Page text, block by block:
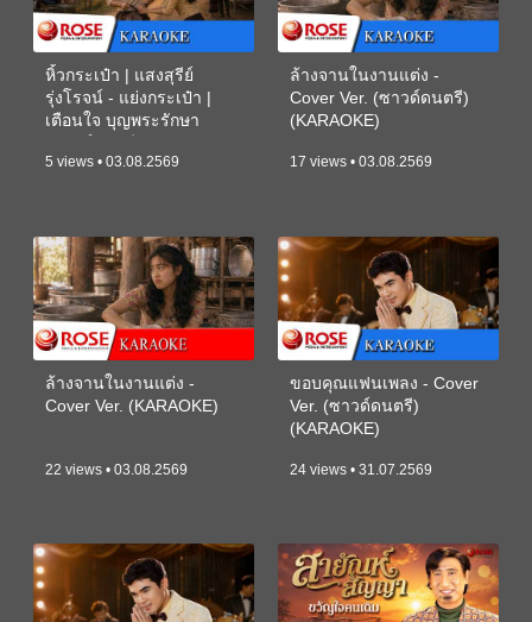
หิ้วกระเป๋า | แสงสุรีย์
รุ่งโรจน์ - แย่งกระเป๋า |
เตือนใจ บุญพระรักษา
5 views • 03.08.2569
ล้างจานในงานแต่ง -
Cover Ver. (ซาวด์ดนตรี)
(KARAOKE)
17 views • 03.08.2569
ล้างจานในงานแต่ง -
Cover Ver. (KARAOKE)
22 views • 03.08.2569
ขอบคุณแฟนเพลง - Cover
Ver. (ซาวด์ดนตรี)
(KARAOKE)
24 views • 31.07.2569